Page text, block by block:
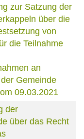
zur Satzung der
über die
von
die Teilnahme
an
Gemeinde
09.03.2021
der
über das Recht